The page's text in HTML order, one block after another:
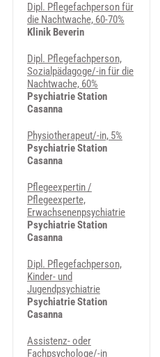
Dipl. Pflegefachperson für
die Nachtwache, 60-70%
Klinik Beverin
Dipl. Pflegefachperson,
Sozialpädagoge/-in für die
Nachtwache, 60%
Psychiatrie Station
Casanna
Physiotherapeut/-in, 5%
Psychiatrie Station
Casanna
Pflegeexpertin /
Pflegeexperte,
Erwachsenenpsychiatrie
Psychiatrie Station
Casanna
Dipl. Pflegefachperson,
Kinder- und
Jugendpsychiatrie
Psychiatrie Station
Casanna
Assistenz- oder
Fachpsychologe/-in